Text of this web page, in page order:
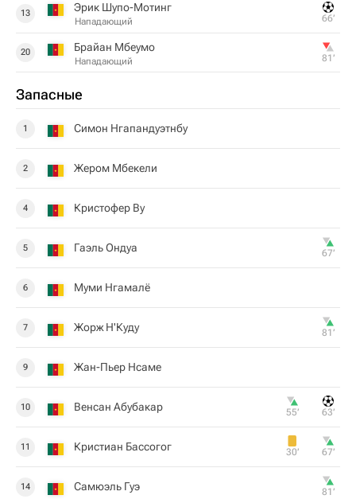
13 Эрик Шупо-Мотинг
Нападающий 66‎’‎
20 Брайан Мбеумо
Нападающий 81‎’‎
Запасные
1 Симон Нгапандуэтнбу
2 Жером Мбекели
4 Кристофер Ву
5 Гаэль Ондуа 67‎’‎
6 Муми Нгамалё
7 Жорж Н'Куду 81‎’‎
9 Жан-Пьер Нсаме
10 Венсан Абубакар 55‎’‎ 63‎’‎
11 Кристиан Бассогог 30‎’‎ 67‎’‎
14 Самюэль Гуэ 81‎’‎